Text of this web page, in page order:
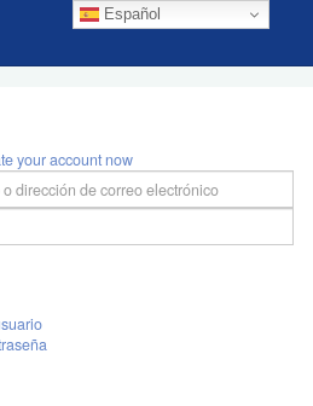
Español
your account now